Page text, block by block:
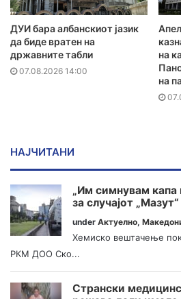
ДУИ бара албанскиот јазик
да биде вратен на
државните табли
07.08.2026 14:00
на
на
НАЈЧИТАНИ
„Им симнувам
за случајот „Мазут“
under Актуелно,
Хемиско вештачење
РКМ ДОО Ско...
Странски